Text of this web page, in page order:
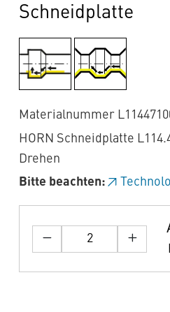
Schneidplatte
Materialnummer
HORN Schneidplatte
Drehen
Bitte beachten: